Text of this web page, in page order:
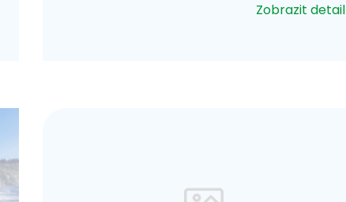
Zobrazit detail